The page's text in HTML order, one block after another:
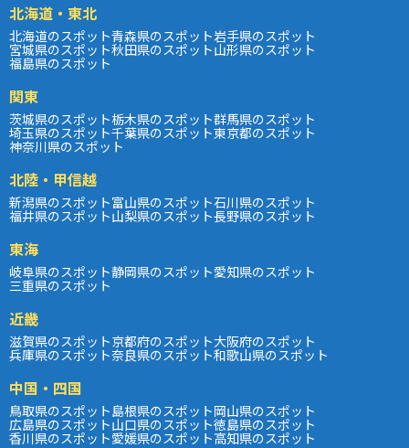
北海道・東北
北海道のスポット青森県のスポット岩手県のスポット
宮城県のスポット秋田県のスポット山形県のスポット
福島県のスポット
関東
茨城県のスポット栃木県のスポット群馬県のスポット
埼玉県のスポット千葉県のスポット東京都のスポット
神奈川県のスポット
北陸・甲信越
新潟県のスポット富山県のスポット石川県のスポット
福井県のスポット山梨県のスポット長野県のスポット
東海
岐阜県のスポット静岡県のスポット愛知県のスポット
三重県のスポット
近畿
滋賀県のスポット京都府のスポット大阪府のスポット
兵庫県のスポット奈良県のスポット和歌山県のスポット
中国・四国
鳥取県のスポット島根県のスポット岡山県のスポット
広島県のスポット山口県のスポット徳島県のスポット
香川県のスポット愛媛県のスポット高知県のスポット